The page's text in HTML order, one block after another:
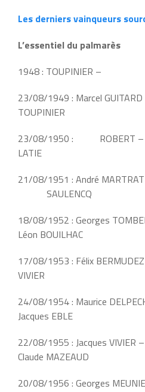
Les derniers vainqueurs
L’essentiel du palmarès
1948 : TOUPINIER –
23/08/1949 : Marcel
TOUPINIER
23/08/1950 : ROBERT –
LATIE
21/08/1951 : André
SAULENCQ
18/08/1952 : Georges
Léon BOUILHAC
17/08/1953 : Félix
VIVIER
24/08/1954 : Maurice
Jacques EBLE
22/08/1955 : Jacques VIVIER
Claude MAZEAUD
20/08/1956 : Georges